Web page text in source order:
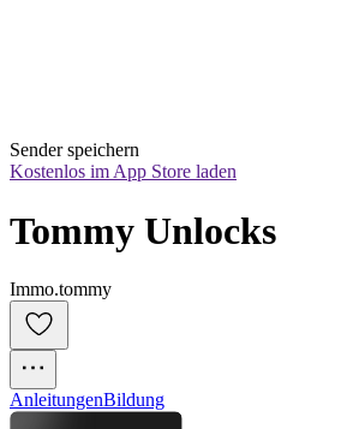
Sender speichern
Kostenlos im App Store laden
Tommy Unlocks
Immo.tommy
AnleitungenBildung